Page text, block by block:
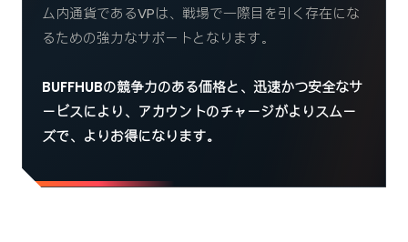
ム内通貨であるVPは、戦場で一際目を引く存在にな
るための強力なサポートとなります。
BUFFHUBの競争力のある価格と、迅速かつ安全なサ
ービスにより、アカウントのチャージがよりスムー
ズで、よりお得になります。